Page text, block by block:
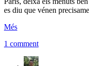
es diu que vénen
Més
1 comment